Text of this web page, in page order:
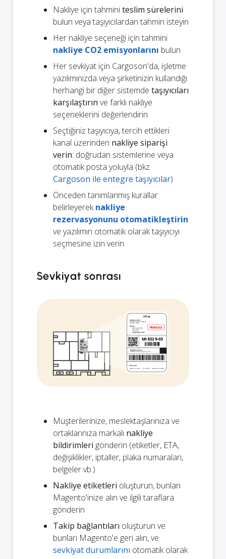
Nakliye için tahminiteslim sürelerini
bulun veya taşıyıcılardan tahmin isteyin
Her nakliye seçeneği için tahmini
nakliye CO2 emisyonlarını bulun
Her sevkiyat için Cargoson'da, işletme
yazılımınızda veya şirketinizin kullandığı
herhangi bir diğer sistemde taşıyıcıları
karşılaştırın ve farklı nakliye
seçeneklerini değerlendirin
Seçtiğiniz taşıyıcıya, tercih ettikleri
kanal üzerinden nakliye siparişi
verin: doğrudan sistemlerine veya
otomatik posta yoluyla (bkz.
Cargoson ile entegre taşıyıcılar)
Önceden tanımlanmış kurallar
belirleyereknakliye
rezervasyonunu otomatikleştirin
ve yazılımın otomatik olarak taşıyıcıyı
seçmesine izin verin
Sevkiyat sonrası
Müşterilerinize, meslektaşlarınıza ve
ortaklarınıza markalı nakliye
bildirimleri gönderin (etiketler, ETA,
değişiklikler, iptaller, plaka numaraları,
belgeler vb.)
Nakliye etiketleri oluşturun, bunları
Magento'inize alın ve ilgili taraflara
gönderin
Takip bağlantıları oluşturun ve
bunları Magento'e geri alın, ve
sevkiyat durumlarını otomatik olarak